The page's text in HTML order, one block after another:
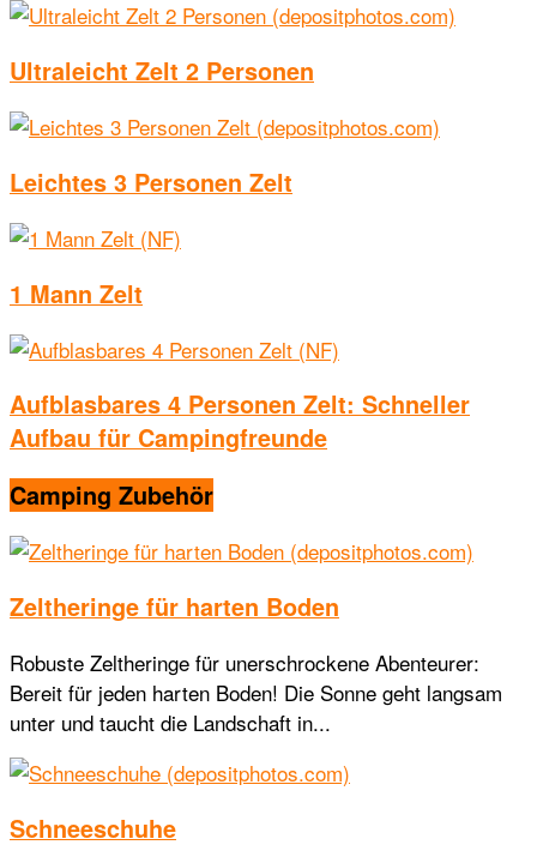
Ultraleicht Zelt 2 Personen
Leichtes 3 Personen Zelt
1 Mann Zelt
Aufblasbares 4 Personen Zelt: Schneller
Aufbau für Campingfreunde
Camping Zubehör
Zeltheringe für harten Boden
Robuste Zeltheringe für unerschrockene Abenteurer:
Bereit für jeden harten Boden! Die Sonne geht langsam
unter und taucht die Landschaft in...
Schneeschuhe